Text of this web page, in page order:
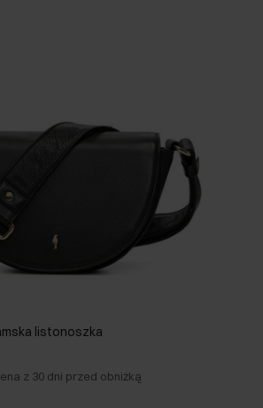
listonoszka
z 30 dni przed obniżką